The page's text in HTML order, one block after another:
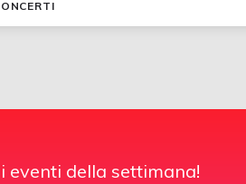
eventi della settimana!